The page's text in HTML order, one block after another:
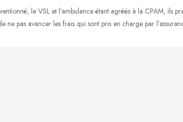
le VSL et l’ambulance étant agréés à la CPAM, ils
ne pas avancer les frais qui sont pris en charge par